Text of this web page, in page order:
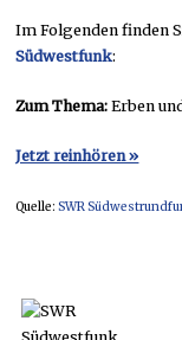
Im Folgenden finden
Südwestfunk:
Zum Thema: Erben
Jetzt reinhören »
Quelle:SWR